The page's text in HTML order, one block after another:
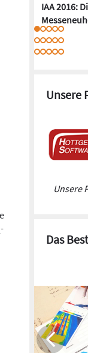
-
IAA 2016:
Unsere
Unsere
Das